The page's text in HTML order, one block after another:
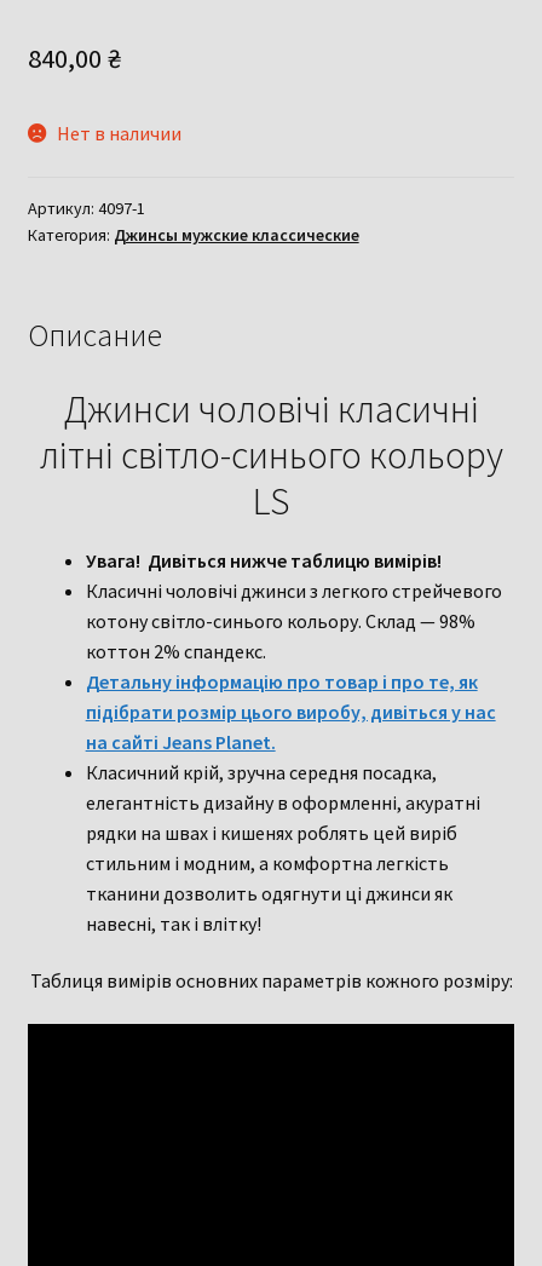
840,00 ₴
Нет в наличии
Артикул: 4097-1
Категория: Джинсы мужские классические
Описание
Джинси чоловічі класичні
літні світло-синього кольору
LS
Увага! Дивіться нижче таблицю вимірів!
Класичні чоловічі джинси з легкого стрейчевого
котону світло-синього кольору. Склад — 98%
коттон 2% спандекс.
Детальну інформацію про товар і про те, як
підібрати розмір цього виробу, дивіться у нас
на сайті Jeans Planet.
Класичний крій, зручна середня посадка,
елегантність дизайну в оформленні, акуратні
рядки на швах і кишенях роблять цей виріб
стильним і модним, а комфортна легкість
тканини дозволить одягнути ці джинси як
навесні, так і влітку!
Таблиця вимірів основних параметрів кожного розміру: